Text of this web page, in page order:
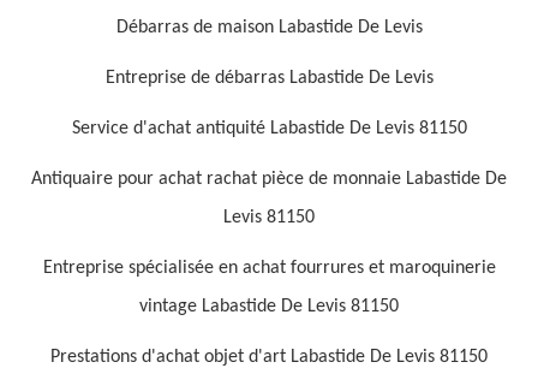
Débarras de maison Labastide De Levis
Entreprise de débarras Labastide De Levis
Service d'achat antiquité Labastide De Levis 81150
Antiquaire pour achat rachat pièce de monnaie Labastide De
Levis 81150
Entreprise spécialisée en achat fourrures et maroquinerie
vintage Labastide De Levis 81150
Prestations d'achat objet d'art Labastide De Levis 81150